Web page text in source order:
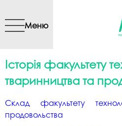
Меню
Історія факультету
тваринництва та
Склад факультету
продовольства